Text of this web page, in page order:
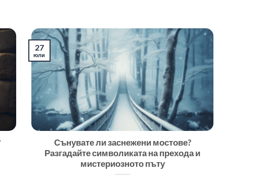
Сънувате ли заснежени мостове?
Разгадайте символиката на прехода и
мистериозното пъту
27
юли